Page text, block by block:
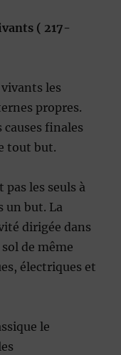
( 217-
les
propres.
causes finales
tout but.
les seuls à
un but. La
dirigée dans
de même
électriques et
le